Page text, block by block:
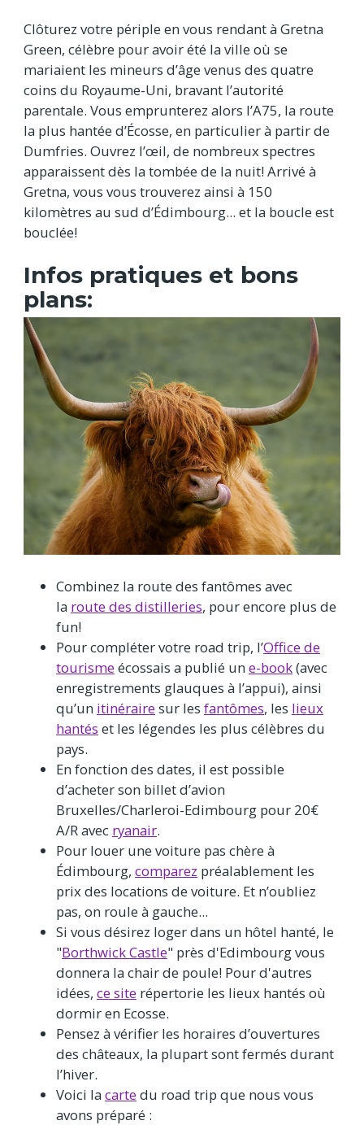
Clôturez votre périple en vous rendant à Gretna
Green, célèbre pour avoir été la ville où se
mariaient les mineurs d’âge venus des quatre
coins du Royaume-Uni, bravant l’autorité
parentale. Vous emprunterez alors l’A75, la route
la plus hantée d’Écosse, en particulier à partir de
Dumfries. Ouvrez l’œil, de nombreux spectres
apparaissent dès la tombée de la nuit! Arrivé à
Gretna, vous vous trouverez ainsi à 150
kilomètres au sud d’Édimbourg... et la boucle est
bouclée!
Infos pratiques et bons
plans:
Combinez la route des fantômes avec
la route des distilleries, pour encore plus de
fun!
Pour compléter votre road trip, l’Office de
tourismeécossais a publié une-book(avec
enregistrements glauques à l’appui), ainsi
qu’un itinérairesur les fantômes, les lieux
hantés et les légendes les plus célèbres du
pays.
En fonction des dates, il est possible
d’acheter son billet d’avion
Bruxelles/Charleroi-Edimbourg pour 20€
A/R avec ryanair.
Pour louer une voiture pas chère à
Édimbourg, comparez préalablement les
prix des locations de voiture. Et n’oubliez
pas, on roule à gauche...
Si vous désirez loger dans un hôtel hanté, le
"Borthwick Castle" près d'Edimbourg vous
donnera la chair de poule! Pour d'autres
idées, ce site répertorie les lieux hantés où
dormir en Ecosse.
Pensez à vérifier les horaires d’ouvertures
des châteaux, la plupart sont fermés durant
l’hiver.
Voici lacartedu road trip que nous vous
avons préparé :